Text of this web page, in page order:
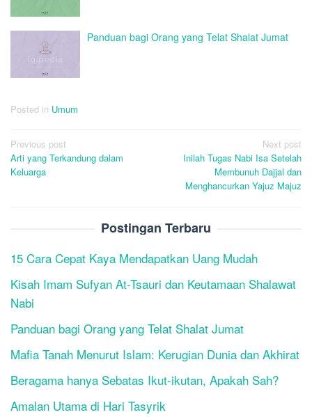
Panduan bagi Orang yang Telat Shalat Jumat
Posted in Umum
Post
navigation
Previous post
Arti yang Terkandung dalam
Keluarga
Next post
Inilah Tugas Nabi Isa Setelah
Membunuh Dajjal dan
Menghancurkan Yajuz Majuz
Postingan Terbaru
15 Cara Cepat Kaya Mendapatkan Uang Mudah
Kisah Imam Sufyan At-Tsauri dan Keutamaan Shalawat
Nabi
Panduan bagi Orang yang Telat Shalat Jumat
Mafia Tanah Menurut Islam: Kerugian Dunia dan Akhirat
Beragama hanya Sebatas Ikut-ikutan, Apakah Sah?
Amalan Utama di Hari Tasyrik